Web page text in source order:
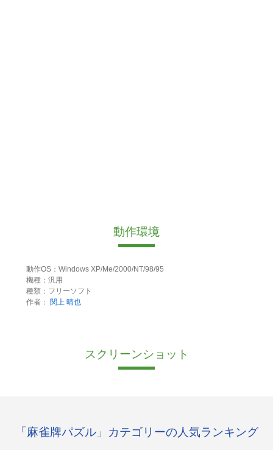
動作環境
動作OS：Windows XP/Me/2000/NT/98/95
機種：汎用
種類：フリーソフト
作者：
関上 晴也
スクリーンショット
「麻雀牌パズル」カテゴリーの人気ランキング